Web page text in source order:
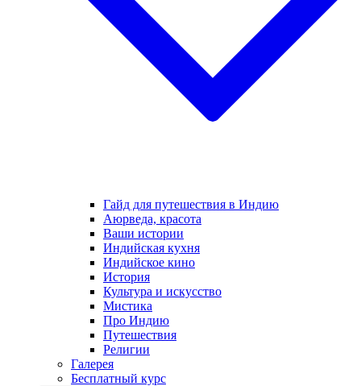
Гайд для путешествия в Индию
Аюрведа, красота
Ваши истории
Индийская кухня
Индийское кино
История
Культура и искусство
Мистика
Про Индию
Путешествия
Религии
Галерея
Бесплатный курс